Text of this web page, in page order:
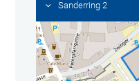
Sanderring 2